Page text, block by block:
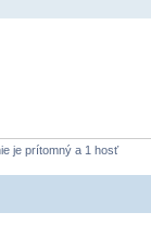
je prítomný a 1 hosť